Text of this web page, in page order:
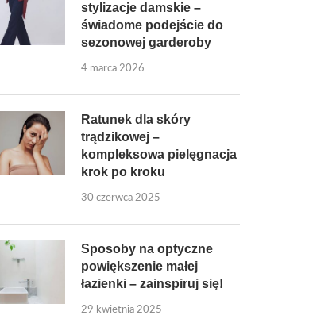
stylizacje damskie –
świadome podejście do
sezonowej garderoby
4 marca 2026
Ratunek dla skóry
trądzikowej –
kompleksowa pielęgnacja
krok po kroku
30 czerwca 2025
Sposoby na optyczne
powiększenie małej
łazienki – zainspiruj się!
29 kwietnia 2025